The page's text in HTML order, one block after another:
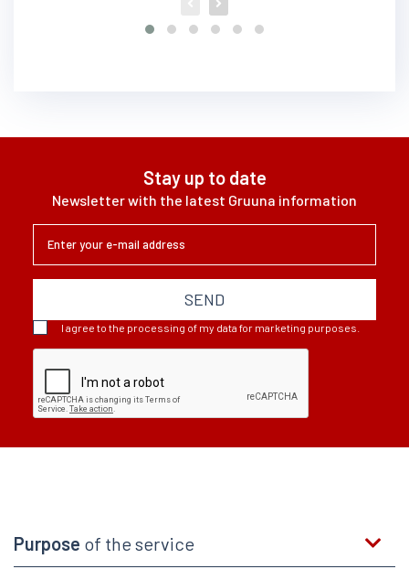
Stay up to date
Newsletter with the latest Gruuna information
SEND
I agree to the processing of my data for marketing purposes.
Purpose of the service